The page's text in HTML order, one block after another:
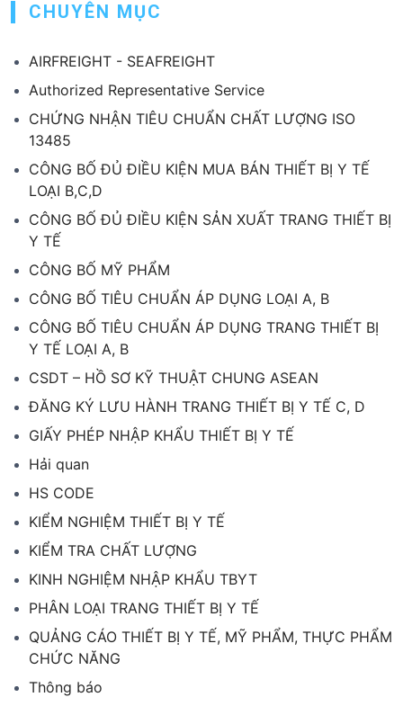
CHUYÊN MỤC
AIRFREIGHT - SEAFREIGHT
Authorized Representative Service
CHỨNG NHẬN TIÊU CHUẨN CHẤT LƯỢNG ISO
13485
CÔNG BỐ ĐỦ ĐIỀU KIỆN MUA BÁN THIẾT BỊ Y TẾ
LOẠI B,C,D
CÔNG BỐ ĐỦ ĐIỀU KIỆN SẢN XUẤT TRANG THIẾT BỊ
Y TẾ
CÔNG BỐ MỸ PHẨM
CÔNG BỐ TIÊU CHUẨN ÁP DỤNG LOẠI A, B
CÔNG BỐ TIÊU CHUẨN ÁP DỤNG TRANG THIẾT BỊ
Y TẾ LOẠI A, B
CSDT – HỒ SƠ KỸ THUẬT CHUNG ASEAN
ĐĂNG KÝ LƯU HÀNH TRANG THIẾT BỊ Y TẾ C, D
GIẤY PHÉP NHẬP KHẨU THIẾT BỊ Y TẾ
Hải quan
HS CODE
KIỂM NGHIỆM THIẾT BỊ Y TẾ
KIỂM TRA CHẤT LƯỢNG
KINH NGHIỆM NHẬP KHẨU TBYT
PHÂN LOẠI TRANG THIẾT BỊ Y TẾ
QUẢNG CÁO THIẾT BỊ Y TẾ, MỸ PHẨM, THỰC PHẨM
CHỨC NĂNG
Thông báo